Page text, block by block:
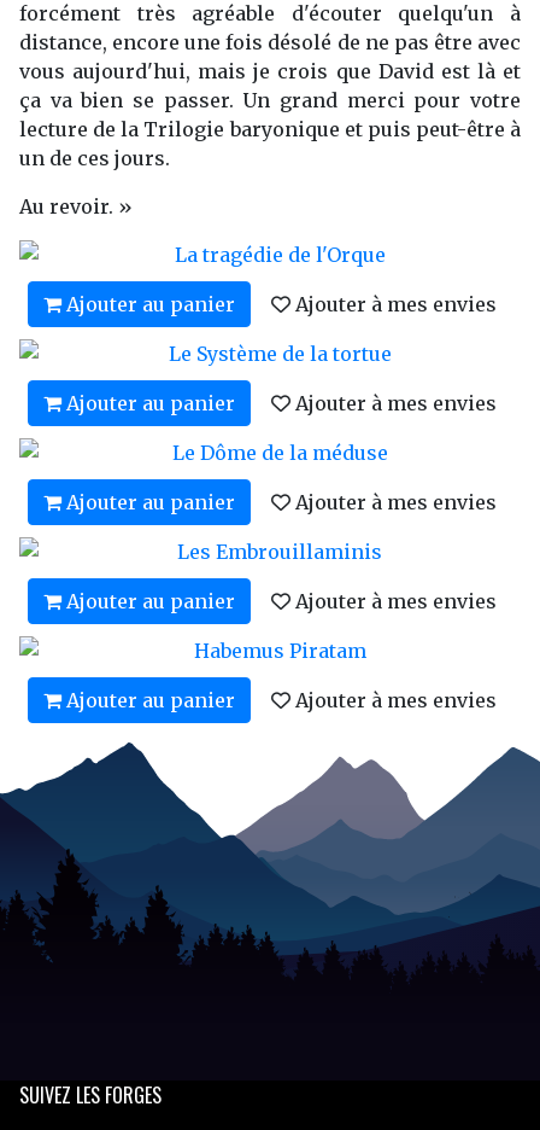
forcément très agréable d'écouter quelqu'un à
distance, encore une fois désolé de ne pas être avec
vous aujourd'hui, mais je crois que David est là et
ça va bien se passer. Un grand merci pour votre
lecture de la Trilogie baryonique et puis peut-être à
un de ces jours.
Au revoir. »
Ajouter au panier Ajouter à mes envies
Ajouter au panier Ajouter à mes envies
Ajouter au panier Ajouter à mes envies
Ajouter au panier Ajouter à mes envies
Ajouter au panier Ajouter à mes envies
SUIVEZ LES FORGES